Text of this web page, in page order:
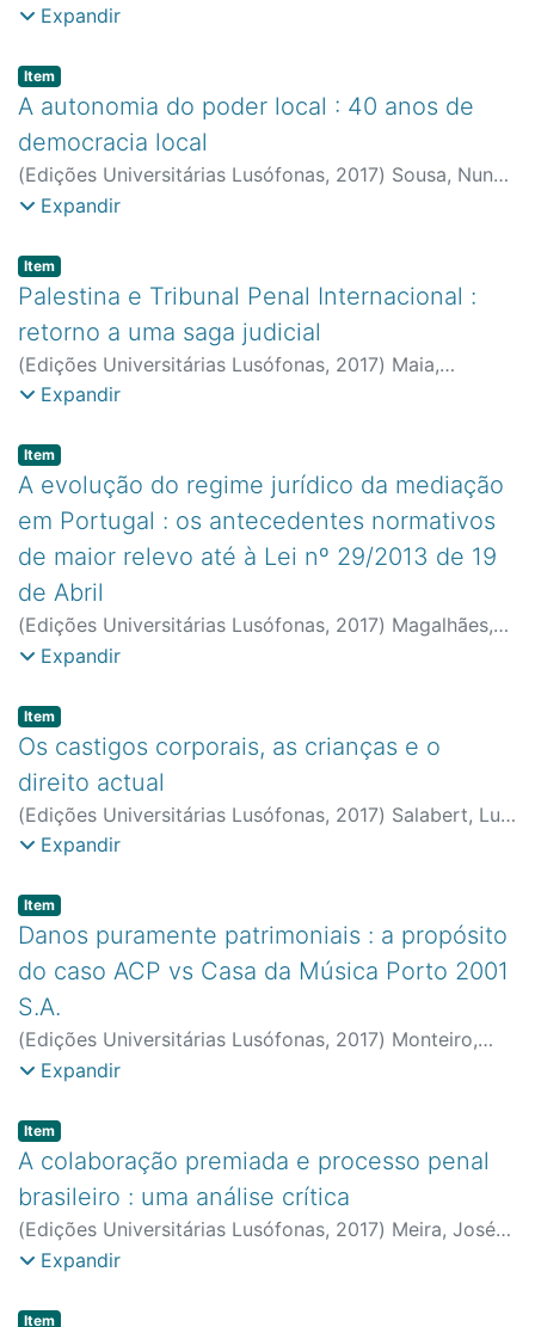
Catarina Leal
Expandir
Item type:
Item,
A autonomia do poder local : 40 anos de
democracia local
(Edições Universitárias Lusófonas, 2017) Sousa, Nuno
J. Vasconcelos Albuquerque e
Expandir
Item type:
Item,
Palestina e Tribunal Penal Internacional :
retorno a uma saga judicial
(Edições Universitárias Lusófonas, 2017) Maia,
Catherine;Faculdade de Direito e Ciência Política
Expandir
Item type:
Item,
A evolução do regime jurídico da mediação
em Portugal : os antecedentes normativos
de maior relevo até à Lei nº 29/2013 de 19
de Abril
(Edições Universitárias Lusófonas, 2017) Magalhães,
Luísa;Faculdade de Direito e Ciência Política
Expandir
Item type:
Item,
Os castigos corporais, as crianças e o
direito actual
(Edições Universitárias Lusófonas, 2017) Salabert, Luís
Filipe;Faculdade de Direito e Ciência Política
Expandir
Item type:
Item,
Danos puramente patrimoniais : a propósito
do caso ACP vs Casa da Música Porto 2001
S.A.
(Edições Universitárias Lusófonas, 2017) Monteiro,
Jorge Sinde
Expandir
Item type:
Item,
A colaboração premiada e processo penal
brasileiro : uma análise crítica
(Edições Universitárias Lusófonas, 2017) Meira, José
Boanerges;
Expandir
Item type:
Item,